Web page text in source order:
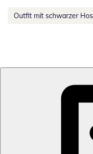
Outfit mit schwarzer